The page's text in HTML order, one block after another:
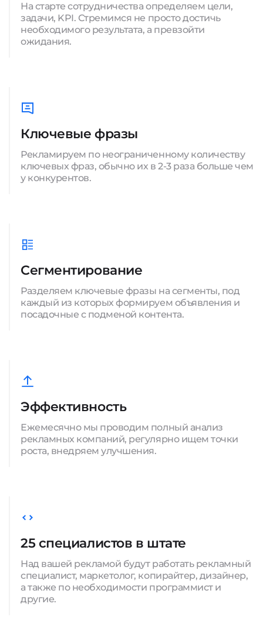
На старте сотрудничества определяем цели,
задачи, KPI. Стремимся не просто достичь
необходимого результата, а превзойти
ожидания.
Ключевые фразы
Рекламируем по неограниченному количеству
ключевых фраз, обычно их в 2-3 раза больше чем
у конкурентов.
Сегментирование
Разделяем ключевые фразы на сегменты, под
каждый из которых формируем объявления и
посадочные с подменой контента.
Эффективность
Ежемесячно мы проводим полный анализ
рекламных компаний, регулярно ищем точки
роста, внедряем улучшения.
25 специалистов в штате
Над вашей рекламой будут работать рекламный
специалист, маркетолог, копирайтер, дизайнер,
а также по необходимости программист и
другие.